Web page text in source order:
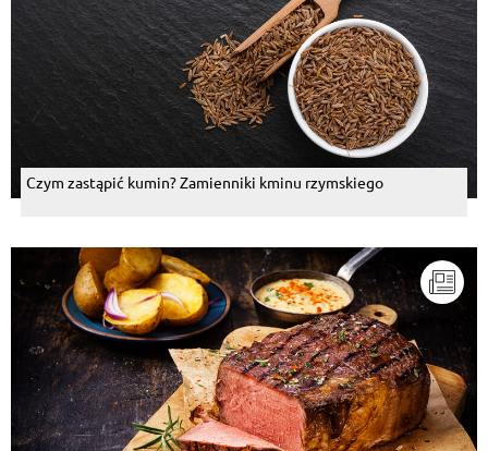
Czym zastąpić kumin? Zamienniki kminu rzymskiego